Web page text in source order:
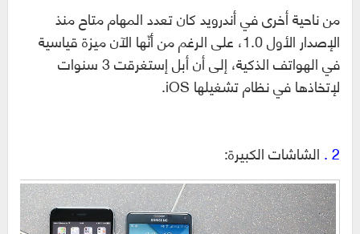
من ناحية أخرى في أندرويد كان تعدد المهام متاح منذ
الإصدار الأول 1.0، على الرغم من أنّها الآن ميزة قياسية
في الهواتف الذكية، إلى أن أبل إستغرقت 3 سنوات
لإتخاذها في نظام تشغيلها iOS.
2 . الشاشات الكبيرة: